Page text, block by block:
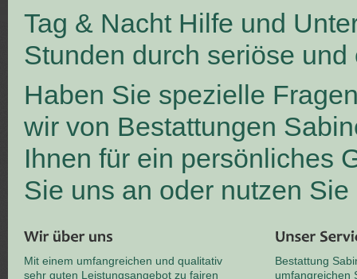
Tag & Nacht Hilfe und
Stunden durch seriöse
Haben Sie spezielle
wir von Bestattungen
Ihnen für ein persönliches
Sie uns an oder nutzen
Mit einem umfangreichen und qualitativ
sehr guten Leistungsangebot zu fairen
Bestattung
umfangreichen